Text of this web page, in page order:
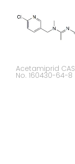
Acetamiprid CAS
No. 160430-64-8